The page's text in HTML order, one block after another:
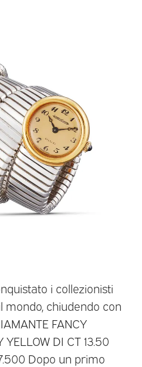
i collezionisti
mondo, chiudendo con
FANCY
YELLOW DI CT 13.50
Dopo un primo